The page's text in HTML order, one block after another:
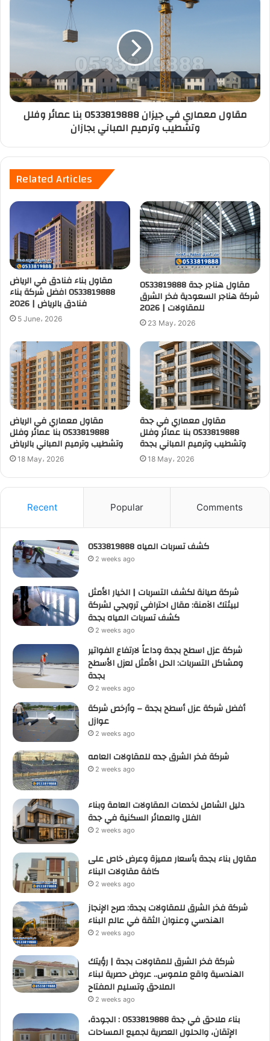
مقاول معماري في جيزان 0533819888 بنا عمائر وفلل
وتشطيب وترميم المباني بجازان
Related Articles
مقاول بناء فنادق في الرياض
0533819888 افضل شركة بناء
فنادق بالرياض | 2026
5 June، 2026
مقاول هناجر جدة 0533819888
شركة هناجر السعودية فخر الشرق
للمقاولات | 2026
23 May، 2026
مقاول معماري في الرياض
0533819888 بنا عمائر وفلل
وتشطيب وترميم المباني بالرياض
18 May، 2026
مقاول معماري في جدة
0533819888 بنا عمائر وفلل
وتشطيب وترميم المباني بجدة
18 May، 2026
Recent Popular Comments
كشف تسربات المياه 0533819888
2 weeks ago
شركة صيانة لكشف التسربات | الخيار الأمثل
لبيئتك الآمنة: مقال احترافي ترويجي لشركة
كشف تسربات المياه بجدة
2 weeks ago
شركة عزل اسطح بجدة وداعاً لارتفاع الفواتير
ومشاكل التسربات: الحل الأمثل لعزل الأسطح
بجدة
2 weeks ago
أفضل شركة عزل أسطح بجدة – وأرخص شركة
عوازل
2 weeks ago
شركة فخر الشرق جده للمقاولات العامه
2 weeks ago
دليل الشامل لخدمات المقاولات العامة وبناء
الفلل والعمائر السكنية في جدة
2 weeks ago
مقاول بناء بجدة بأسعار مميزة وعرض خاص على
كافة مقاولات البناء
2 weeks ago
شركة فخر الشرق للمقاولات بجدة: صرح الإنجاز
الهندسي وعنوان الثقة في عالم البناء
2 weeks ago
شركة فخر الشرق للمقاولات بجدة | رؤيتك
الهندسية واقع ملموس.. عروض حصرية لبناء
الملاحق وتسليم المفتاح
2 weeks ago
بناء ملاحق في جدة 0533819888 : الجودة،
الإتقان، والحلول العصرية لجميع المساحات